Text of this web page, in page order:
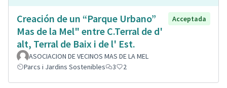
Creación de un “Parque Urbano”
Mas de la Mel" entre C.Terral de d'
alt, Terral de Baix i de l' Est.
Acceptada
ASOCIACION DE VECINOS MAS DE LA MEL
Parcs i Jardins Sostenibles
3 2